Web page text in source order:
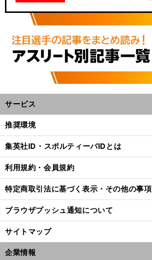
サービス
推奨環境
集英社ID・スポルティーバIDとは
利用規約・会員規約
特定商取引法に基づく表示・その他の事項
ブラウザプッシュ通知について
サイトマップ
企業情報